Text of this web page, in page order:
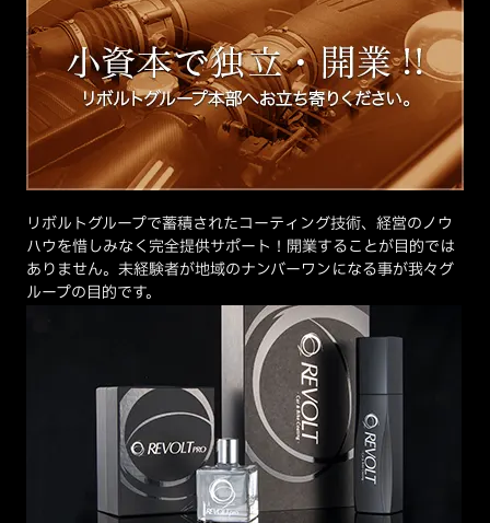
リボルトグループで蓄積されたコーティング技術、経営のノウ
ハウを惜しみなく完全提供サポート！開業することが目的では
ありません。未経験者が地域のナンバーワンになる事が我々グ
ループの目的です。